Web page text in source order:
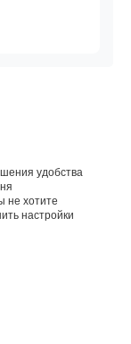
удобства
не хотите
настройки